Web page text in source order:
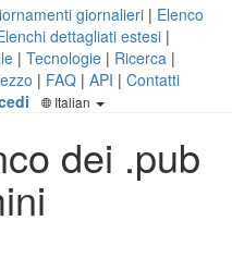
giornalieri | Elenco
dettagliati estesi |
| Tecnologie | Ricerca |
| FAQ | API | Contatti
Italian
dei .pub